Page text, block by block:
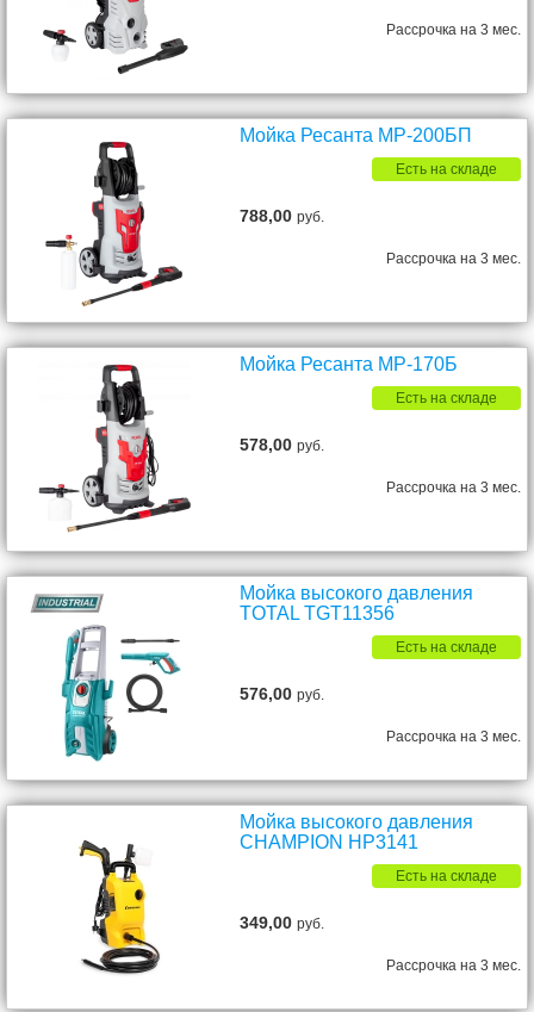
Рассрочка на 3 мес.
Мойка Ресанта МР-200БП
Есть на складе
788,00руб.
Рассрочка на 3 мес.
Мойка Ресанта МР-170Б
Есть на складе
578,00руб.
Рассрочка на 3 мес.
Мойка высокого давления
TOTAL TGT11356
Есть на складе
576,00руб.
Рассрочка на 3 мес.
Мойка высокого давления
CHAMPION HP3141
Есть на складе
349,00руб.
Рассрочка на 3 мес.